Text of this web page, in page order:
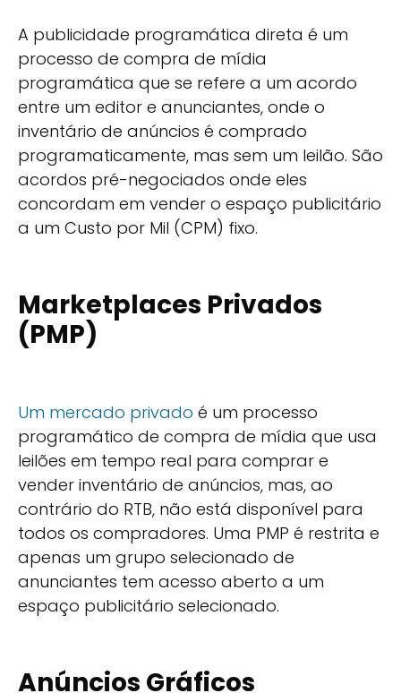
A publicidade programática direta é um
processo de compra de mídia
programática que se refere a um acordo
entre um editor e anunciantes, onde o
inventário de anúncios é comprado
programaticamente, mas sem um leilão. São
acordos pré-negociados onde eles
concordam em vender o espaço publicitário
a um Custo por Mil (CPM) fixo.
Marketplaces Privados
(PMP)
Um mercado privado é um processo
programático de compra de mídia que usa
leilões em tempo real para comprar e
vender inventário de anúncios, mas, ao
contrário do RTB, não está disponível para
todos os compradores. Uma PMP é restrita e
apenas um grupo selecionado de
anunciantes tem acesso aberto a um
espaço publicitário selecionado.
Anúncios Gráficos